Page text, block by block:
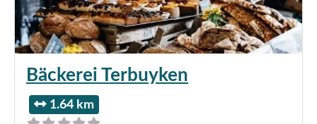
Bäckerei Terbuyken
1.64 km